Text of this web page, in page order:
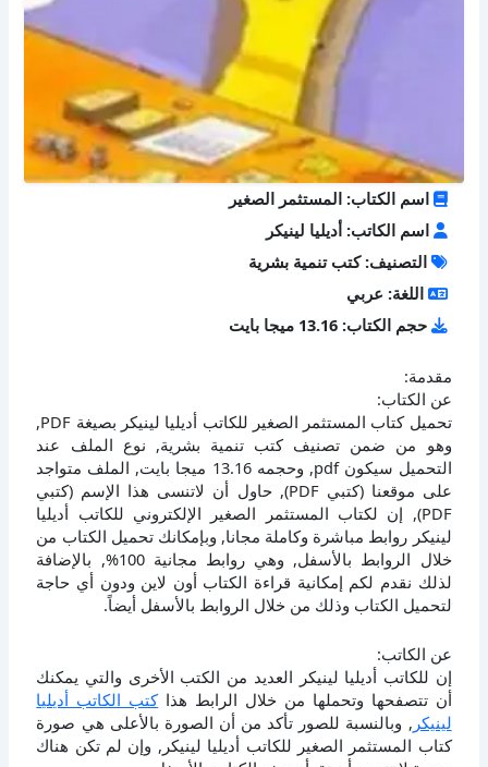
اسم الكتاب: المستثمر الصغير
اسم الكاتب: أديليا لينيكر
التصنيف: كتب تنمية بشرية
اللغة: عربي
حجم الكتاب: 13.16 ميجا بايت
مقدمة:
عن الكتاب:
تحميل كتاب المستثمر الصغير للكاتب أديليا لينيكر بصيغة PDF,
وهو من ضمن تصنيف كتب تنمية بشرية, نوع الملف عند
التحميل سيكون pdf, وحجمه 13.16 ميجا بايت, الملف متواجد
على موقعنا (كتبي PDF), حاول أن لاتنسى هذا الإسم (كتبي
PDF), إن لكتاب المستثمر الصغير الإلكتروني للكاتب أديليا
لينيكر روابط مباشرة وكاملة مجانا, وبإمكانك تحميل الكتاب من
خلال الروابط بالأسفل, وهي روابط مجانية 100%, بالإضافة
لذلك نقدم لكم إمكانية قراءة الكتاب أون لاين ودون أي حاجة
لتحميل الكتاب وذلك من خلال الروابط بالأسفل أيضاً.
عن الكاتب:
إن للكاتب أديليا لينيكر العديد من الكتب الأخرى والتي يمكنك
أن تتصفحها وتحملها من خلال الرابط هذاكتب الكاتب أديليا
لينيكر , وبالنسبة للصور تأكد من أن الصورة بالأعلى هي صورة
كتاب المستثمر الصغير للكاتب أديليا لينيكر, وإن لم تكن هناك